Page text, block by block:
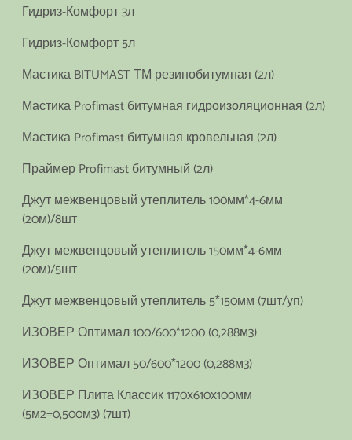
Гидриз-Комфорт 3л
Гидриз-Комфорт 5л
Мастика BITUMAST ТМ резинобитумная (2л)
Мастика Profimast битумная гидроизоляционная (2л)
Мастика Profimast битумная кровельная (2л)
Праймер Profimast битумный (2л)
Джут межвенцовый утеплитель 100мм*4-6мм
(20м)/8шт
Джут межвенцовый утеплитель 150мм*4-6мм
(20м)/5шт
Джут межвенцовый утеплитель 5*150мм (7шт/уп)
ИЗОВЕР Оптимал 100/600*1200 (0,288м3)
ИЗОВЕР Оптимал 50/600*1200 (0,288м3)
ИЗОВЕР Плита Классик 1170х610х100мм
(5м2=0,500м3) (7шт)